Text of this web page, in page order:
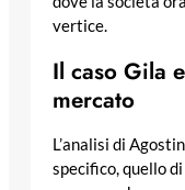
vertice.
Il caso Gila
mercato
L’analisi di
specifico, quello